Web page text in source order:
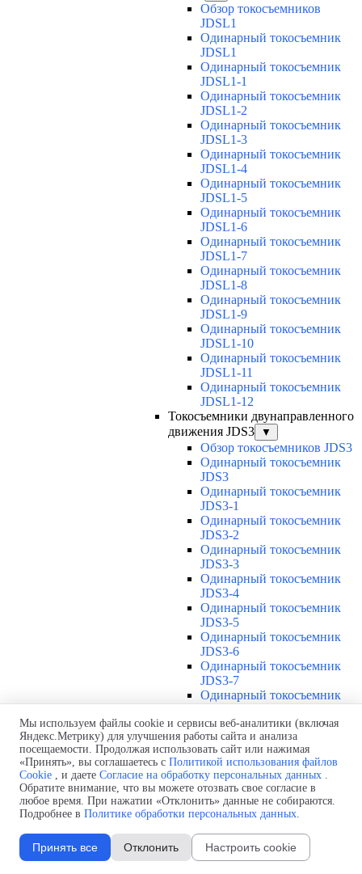
Обзор токосъемников
JDSL1
Одинарный токосъемник
JDSL1
Одинарный токосъемник
JDSL1-1
Одинарный токосъемник
JDSL1-2
Одинарный токосъемник
JDSL1-3
Одинарный токосъемник
JDSL1-4
Одинарный токосъемник
JDSL1-5
Одинарный токосъемник
JDSL1-6
Одинарный токосъемник
JDSL1-7
Одинарный токосъемник
JDSL1-8
Одинарный токосъемник
JDSL1-9
Одинарный токосъемник
JDSL1-10
Одинарный токосъемник
JDSL1-11
Одинарный токосъемник
JDSL1-12
Токосъемники двунаправленного
движения JDS3
▼
Обзор токосъемников JDS3
Одинарный токосъемник
JDS3
Одинарный токосъемник
JDS3-1
Одинарный токосъемник
JDS3-2
Одинарный токосъемник
JDS3-3
Одинарный токосъемник
JDS3-4
Одинарный токосъемник
JDS3-5
Одинарный токосъемник
JDS3-6
Одинарный токосъемник
JDS3-7
Одинарный токосъемник
Одинарный токосъемник
JDS3-9
Одинарный токосъемник
JDS3-10
Одинарный токосъемник
JDS3-11
Одинарный токосъемник
Соединения U12
Защитная оболочка для
Мы используем файлы cookie и сервисы веб-аналитики (включая
Яндекс.Метрику) для улучшения работы сайта и анализа
посещаемости. Продолжая использовать сайт или нажимая
«Принять», вы соглашаетесь с Политикой использования файлов
Cookie , и даете Согласие на обработку персональных данных .
Обратите внимание, что вы можете отозвать свое согласие в
любое время. При нажатии «Отклонить» данные не собираются.
Подробнее в Политике обработки персональных данных.
Принять все Отклонить Настроить cookie